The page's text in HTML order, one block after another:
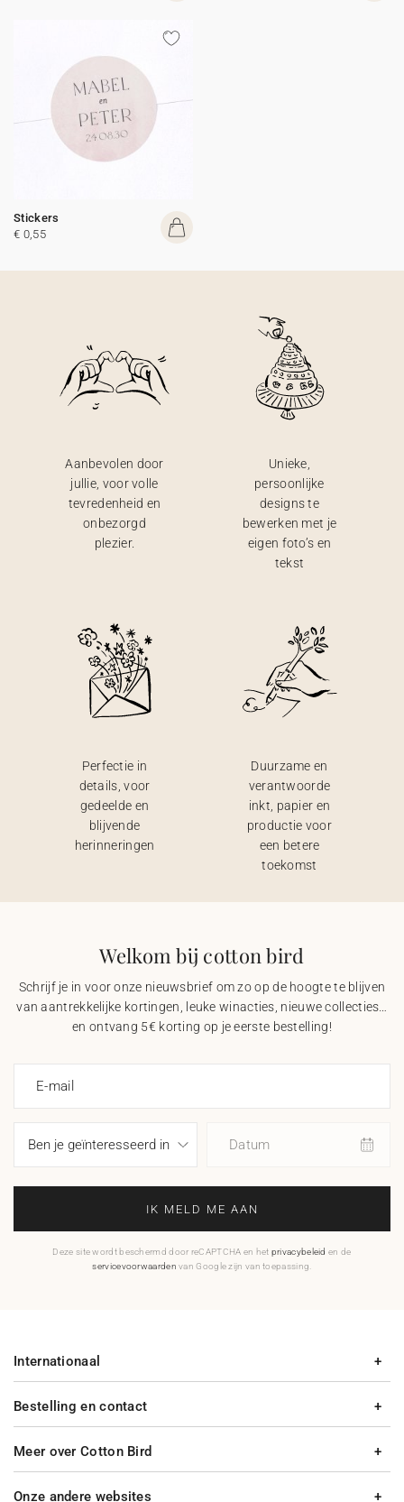
Stickers
€ 0,55
Aanbevolen door
jullie, voor volle
tevredenheid en
onbezorgd
plezier.
Unieke,
persoonlijke
designs te
bewerken met je
eigen foto’s en
tekst
Perfectie in
details, voor
gedeelde en
blijvende
herinneringen
Duurzame en
verantwoorde
inkt, papier en
productie voor
een betere
toekomst
Welkom bij cotton bird
Schrijf je in voor onze nieuwsbrief om zo op de hoogte te blijven
van aantrekkelijke kortingen, leuke winacties, nieuwe collecties…
en ontvang 5€ korting op je eerste bestelling!
E-mail
Datum
IK MELD ME AAN
Deze site wordt beschermd door reCAPTCHA en het privacybeleid en de
servicevoorwaarden van Google zijn van toepassing.
Bestelling en contact
Meer over Cotton Bird
Internationaal
Onze andere websites